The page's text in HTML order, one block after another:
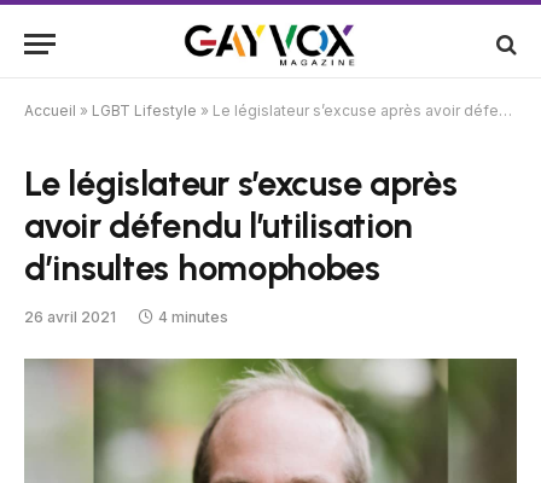
Accueil » LGBT Lifestyle » Le législateur s’excuse après avoir défendu l’utilisation d’insultes homophobes
Le législateur s’excuse après
avoir défendu l’utilisation
d’insultes homophobes
26 avril 2021 4 minutes